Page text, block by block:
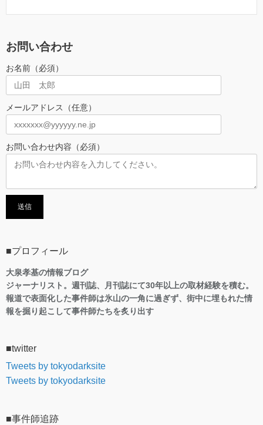
お問い合わせ
お名前（必須）
メールアドレス（任意）
お問い合わせ内容（必須）
■プロフィール
大泉孝基の情報ブログ
ジャーナリスト。週刊誌、月刊誌にて30年以上の取材経験を積む。
報道で表面化した事件師は氷山の一角に過ぎず、街中に埋もれた情
報を掘り起こして事件師たちを炙り出す
■twitter
Tweets by tokyodarksite
Tweets by tokyodarksite
■事件師追跡